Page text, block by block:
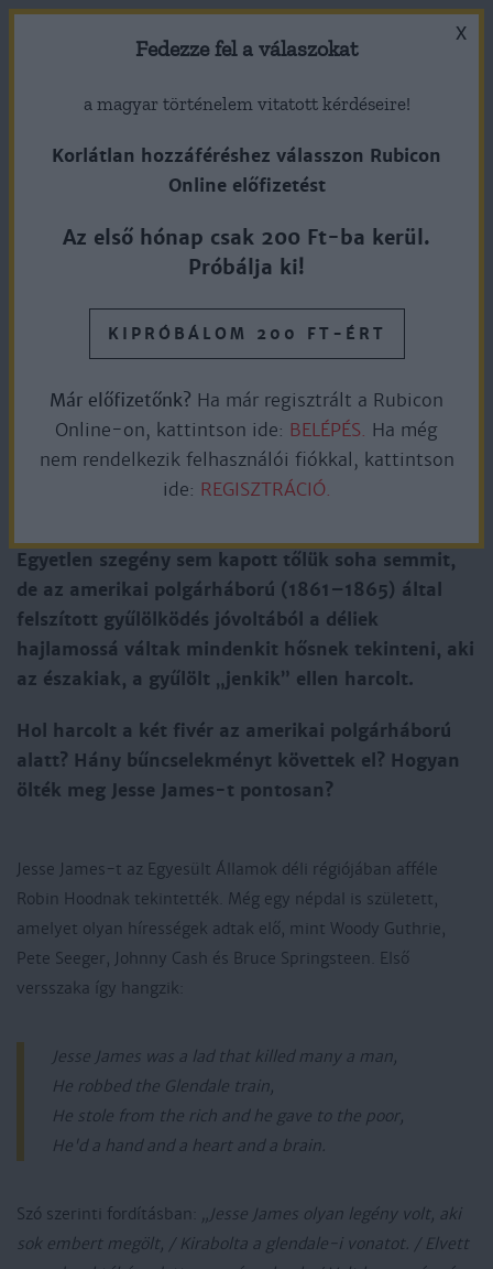
A Missouri nyugati részéből származó Jesse James
(1847–1882) és bátyja, Frank James (1843–1915)
Egyetlen szegény sem kapott tőlük soha semmit,
de az amerikai polgárháború (1861–1865) által
felszított gyűlölködés jóvoltából a déliek
hajlamossá váltak mindenkit hősnek tekinteni, aki
az északiak, a gyűlölt „jenkik” ellen harcolt.
Hol harcolt a két fivér az amerikai polgárháború
alatt? Hány bűncselekményt követtek el? Hogyan
ölték meg Jesse James-t pontosan?
Jesse James-t az Egyesült Államok déli régiójában afféle
Robin Hoodnak tekintették. Még egy népdal is született,
amelyet olyan hírességek adtak elő, mint Woody Guthrie,
Pete Seeger, Johnny Cash és Bruce Springsteen. Első
versszaka így hangzik:
Jesse James was a lad that killed many a man,
He robbed the Glendale train,
He stole from the rich and he gave to the poor,
He'd a hand and a heart and a brain.
Szó szerinti fordításban:
„Jesse James olyan legény volt, aki
sok embert megölt, / Kirabolta a glendale-i vonatot. / Elvett
X
Fedezze fel a válaszokat
a magyar történelem vitatott kérdéseire!
Korlátlan hozzáféréshez válasszon Rubicon
Online előfizetést
Az első hónap csak 200 Ft-ba kerül.
Próbálja ki!
KIPRÓBÁLOM 200 FT-ÉRT
Már előfizetőnk? Ha már regisztrált a Rubicon
Online-on, kattintson ide: BELÉPÉS. Ha még
nem rendelkezik felhasználói fiókkal, kattintson
ide: REGISZTRÁCIÓ.